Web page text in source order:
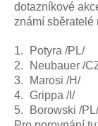
dotazníkové
známí sběratelé
1. Potyra /PL/
2.
Neubauer /
3.
Marosi /H/
4. Grippa /I/
5.
Borowski /PL/